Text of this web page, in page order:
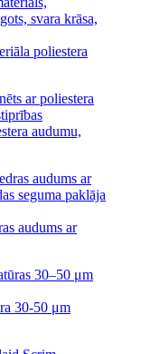
poliestera
audumu,
audums ar
30-50 μm